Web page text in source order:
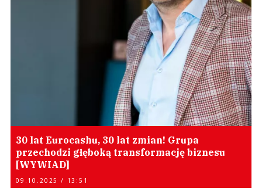
30 lat Eurocashu, 30 lat zmian! Grupa
przechodzi głęboką transformację biznesu
[WYWIAD]
09.10.2025 / 13:51